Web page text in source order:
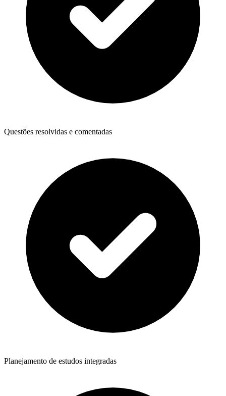
Questões resolvidas e comentadas
Planejamento de estudos integradas